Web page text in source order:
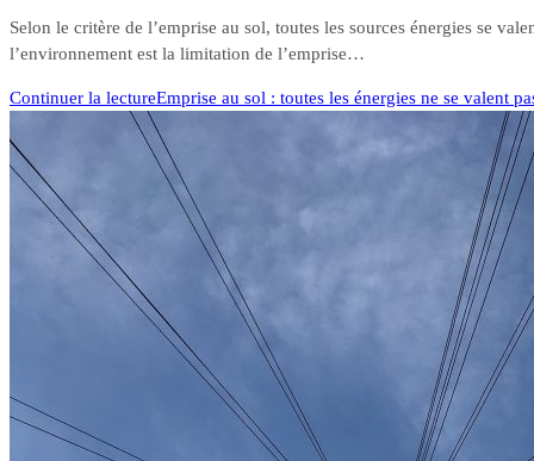
Selon le critère de l’emprise au sol, toutes les sources énergies se
l’environnement est la limitation de l’emprise…
Continuer la lectureEmprise au sol : toutes les énergies ne se valent